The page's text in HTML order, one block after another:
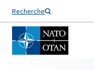
Recherche
Nom de famille*